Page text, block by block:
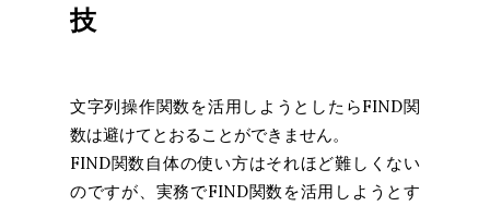
技
文字列操作関数を活用しようとしたらFIND関
数は避けてとおることができません。
FIND関数自体の使い方はそれほど難しくない
のですが、実務でFIND関数を活用しようとす